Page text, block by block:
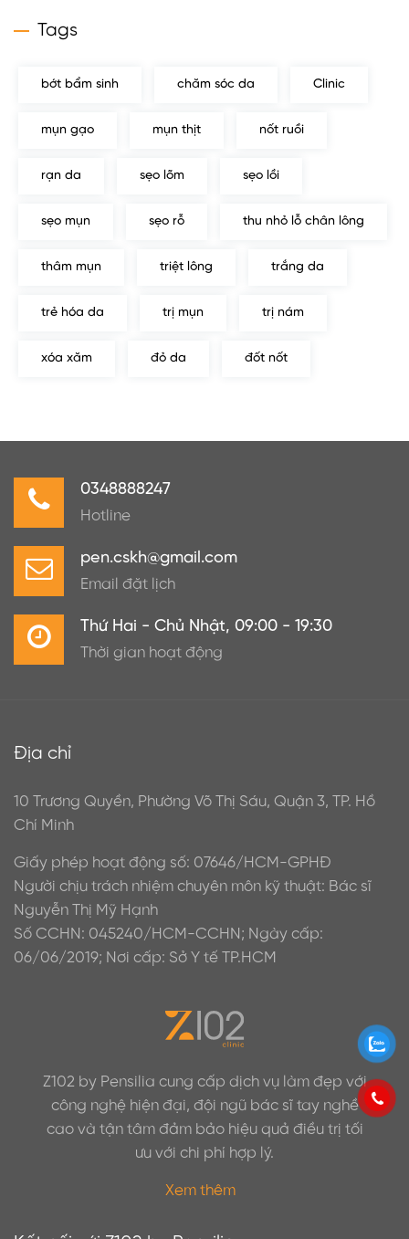
Tags
bớt bẩm sinh chăm sóc da Clinic
mụn gạo mụn thịt nốt ruồi
rạn da sẹo lõm sẹo lồi
sẹo mụn sẹo rỗ thu nhỏ lỗ chân lông
thâm mụn triệt lông trắng da
trẻ hóa da trị mụn trị nám
xóa xăm đỏ da đốt nốt
0348888247
Hotline
pen.cskh@gmail.com
Email đặt lịch
Thứ Hai - Chủ Nhật, 09:00 - 19:30
Thời gian hoạt động
Địa chỉ
10 Trương Quyền, Phường Võ Thị Sáu, Quận 3, TP. Hồ
Chí Minh
Giấy phép hoạt động số: 07646/HCM-GPHĐ
Người chịu trách nhiệm chuyên môn kỹ thuật: Bác sĩ
Nguyễn Thị Mỹ Hạnh
Số CCHN: 045240/HCM-CCHN; Ngày cấp:
06/06/2019; Nơi cấp: Sở Y tế TP.HCM
Z102 by Pensilia cung cấp dịch vụ làm đẹp với
công nghệ hiện đại, đội ngũ bác sĩ tay nghề
cao và tận tâm đảm bảo hiệu quả điều trị tối
ưu với chi phí hợp lý.
Xem thêm